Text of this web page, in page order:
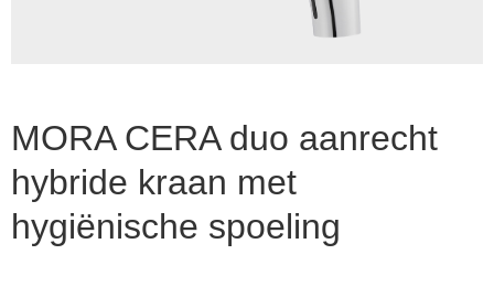
MORA CERA duo aanrecht
hybride kraan met
hygiënische spoeling